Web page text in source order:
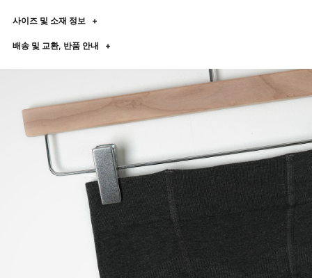
사이즈 및 소재 정보 +
배송 및 교환, 반품 안내 +